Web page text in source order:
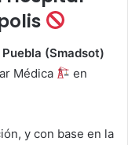
(Smadsot)
Médica
en
y con base en la